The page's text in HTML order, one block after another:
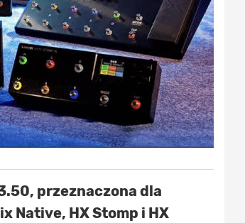
przeznaczona dla
Native, HX Stomp i HX